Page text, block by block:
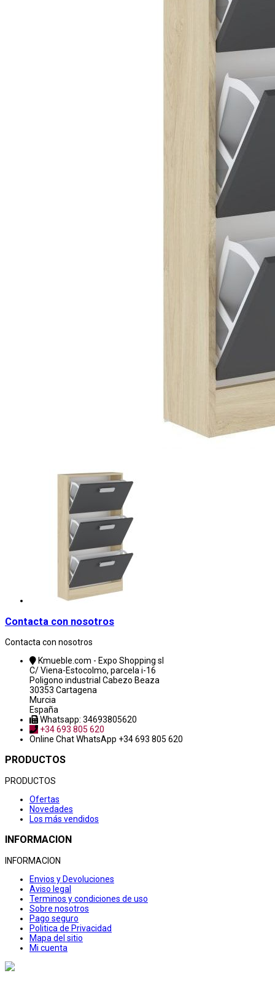
Contacta con nosotros
Contacta con nosotros
Kmueble.com - Expo Shopping sl
C/ Viena-Estocolmo, parcela i-16
Poligono industrial Cabezo Beaza
30353 Cartagena
Murcia
España
Whatsapp: 34693805620
+34 693 805 620
Online ChatWhatsApp +34 693 805 620
PRODUCTOS
PRODUCTOS
Ofertas
Novedades
Los más vendidos
INFORMACION
INFORMACION
Envios y Devoluciones
Aviso legal
Terminos y condiciones de uso
Sobre nosotros
Pago seguro
Politica de Privacidad
Mapa del sitio
Mi cuenta